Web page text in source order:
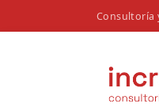
Consultoría